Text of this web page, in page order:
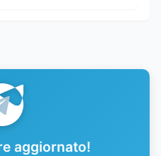
aggiornato!